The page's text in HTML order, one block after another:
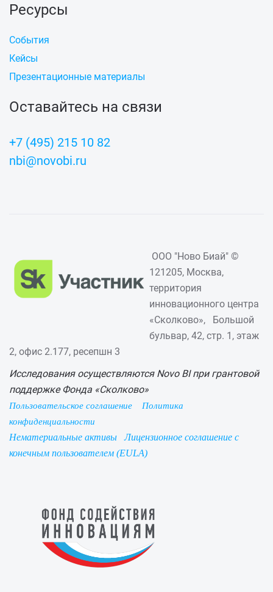
Ресурсы
События
Кейсы
Презентационные материалы
Оставайтесь на связи
+7 (495) 215 10 82
nbi@novobi.ru
ООО "Ново Биай" ©
121205, Москва,
территория
инновационного центра
«Сколково», Большой
бульвар, 42, стр. 1, этаж
2, офис 2.177, ресепшн 3
Исследования осуществляются Novo BI при грантовой
поддержке Фонда «Сколково»
Пользовательское соглашение
Политика
конфиденциальности
Нематериальные активы
Лицензионное соглашение с
конечным пользователем (EULA)